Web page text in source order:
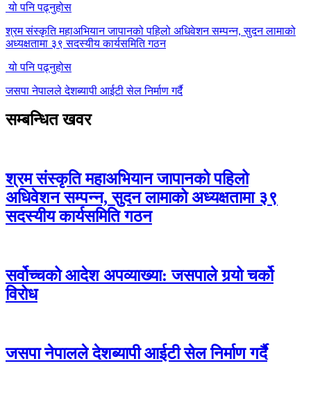
यो पनि पढ्नुहोस
श्रम संस्कृति महाअभियान जापानको पहिलो अधिवेशन सम्पन्न, सुदन लामाको
अध्यक्षतामा ३९ सदस्यीय कार्यसमिति गठन
यो पनि पढ्नुहोस
जसपा नेपालले देशब्यापी आईटी सेल निर्माण गर्दै
सम्बन्धित खवर
श्रम संस्कृति महाअभियान जापानको पहिलो
अधिवेशन सम्पन्न, सुदन लामाको अध्यक्षतामा ३९
सदस्यीय कार्यसमिति गठन
सर्वोच्चको आदेश अपव्याख्या: जसपाले गर्‍यो चर्को
विरोध
जसपा नेपालले देशब्यापी आईटी सेल निर्माण गर्दै